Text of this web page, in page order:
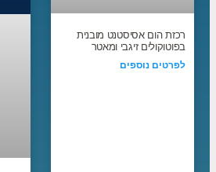
רכזת הום אסיסטנט מובנית
בפוטוקולים זיגבי ומאטר
לפרטים נוספים